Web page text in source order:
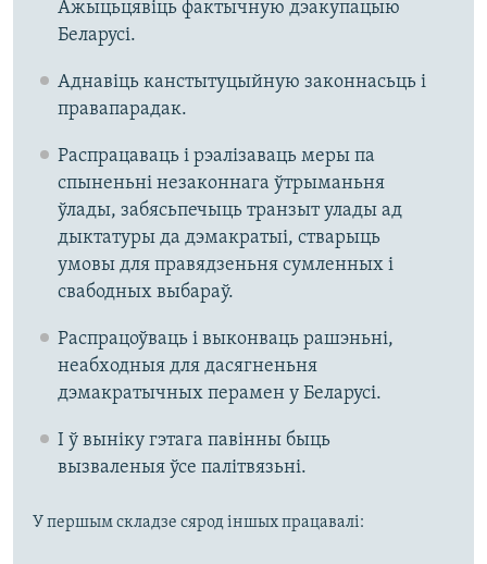
Ажыцьцявіць фактычную дэакупацыю
Беларусі.
Аднавіць канстытуцыйную законнасьць і
правапарадак.
Распрацаваць і рэалізаваць меры па
спыненьні незаконнага ўтрыманьня
ўлады, забясьпечыць транзыт улады ад
дыктатуры да дэмакратыі, стварыць
умовы для правядзеньня сумленных і
свабодных выбараў.
Распрацоўваць і выконваць рашэньні,
неабходныя для дасягненьня
дэмакратычных перамен у Беларусі.
І ў выніку гэтага павінны быць
вызваленыя ўсе палітвязьні.
У першым складзе сярод іншых працавалі: